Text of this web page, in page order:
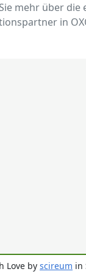
mehr über die
in
Love by scireum in